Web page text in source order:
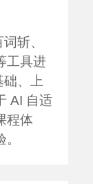
斩、
工具进
础、上
AI 自适
程体